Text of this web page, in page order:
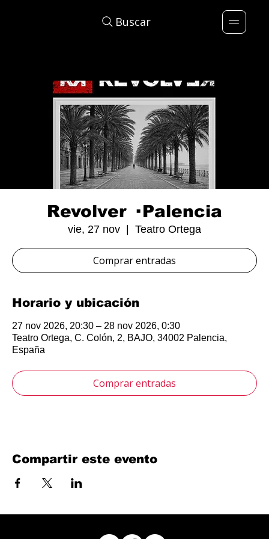
Buscar
Revolver · Palencia
vie, 27 nov Teatro Ortega
Comprar entradas
Horario y ubicación
27 nov 2026, 20:30 – 28 nov 2026, 0:30
Teatro Ortega, C. Colón, 2, BAJO, 34002 Palencia,
España
Comprar entradas
Compartir este evento